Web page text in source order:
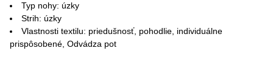
Typ nohy: úzky
Strih: úzky
Vlastnosti textilu: priedušnosť, pohodlie, individuálne
prispôsobené, Odvádza pot